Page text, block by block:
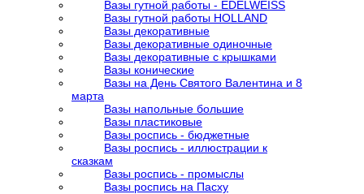
Вазы гутной работы - EDELWEISS
Вазы гутной работы HOLLAND
Вазы декоративные
Вазы декоративные одиночные
Вазы декоративные с крышками
Вазы конические
Вазы на День Святого Валентина и 8
марта
Вазы напольные большие
Вазы пластиковые
Вазы роспись - бюджетные
Вазы роспись - иллюстрации к
сказкам
Вазы роспись - промыслы
Вазы роспись на Пасху